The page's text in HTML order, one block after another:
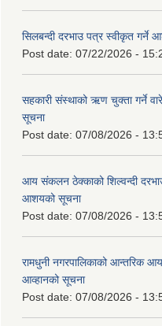
सिलबन्दी दरभाउ पत्र स्वीकृत गर्ने
Post date: 07/22/2026 -
सहकारी संस्थाको ऋण चुक्ता गर्ने
सूचना
Post date: 07/08/2026 -
आय संकलन ठेक्काको शिल्वन्दी
आशयको सूचना
Post date: 07/08/2026 -
रामधुनी नगरपालिकाको आन्तरिक
आव्हानको सूचना
Post date: 07/08/2026 -